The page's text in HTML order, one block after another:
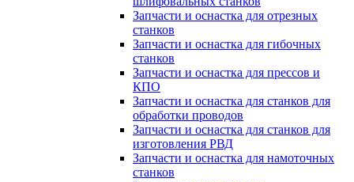
Запчасти и оснастка для отрезных
станков
Запчасти и оснастка для гибочных
станков
Запчасти и оснастка для прессов и
КПО
Запчасти и оснастка для станков для
обработки проводов
Запчасти и оснастка для станков для
изготовления РВД
Запчасти и оснастка для намоточных
станков